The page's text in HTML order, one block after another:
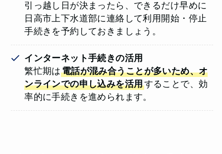
引っ越し日が決まったら、できるだけ早めに
日高市上下水道部に連絡して利用開始・停止
手続きを予約しておきましょう。
インターネット手続きの活用
繁忙期は電話が混み合うことが多いため、オ
ンラインでの申し込みを活用することで、効
率的に手続きを進められます。